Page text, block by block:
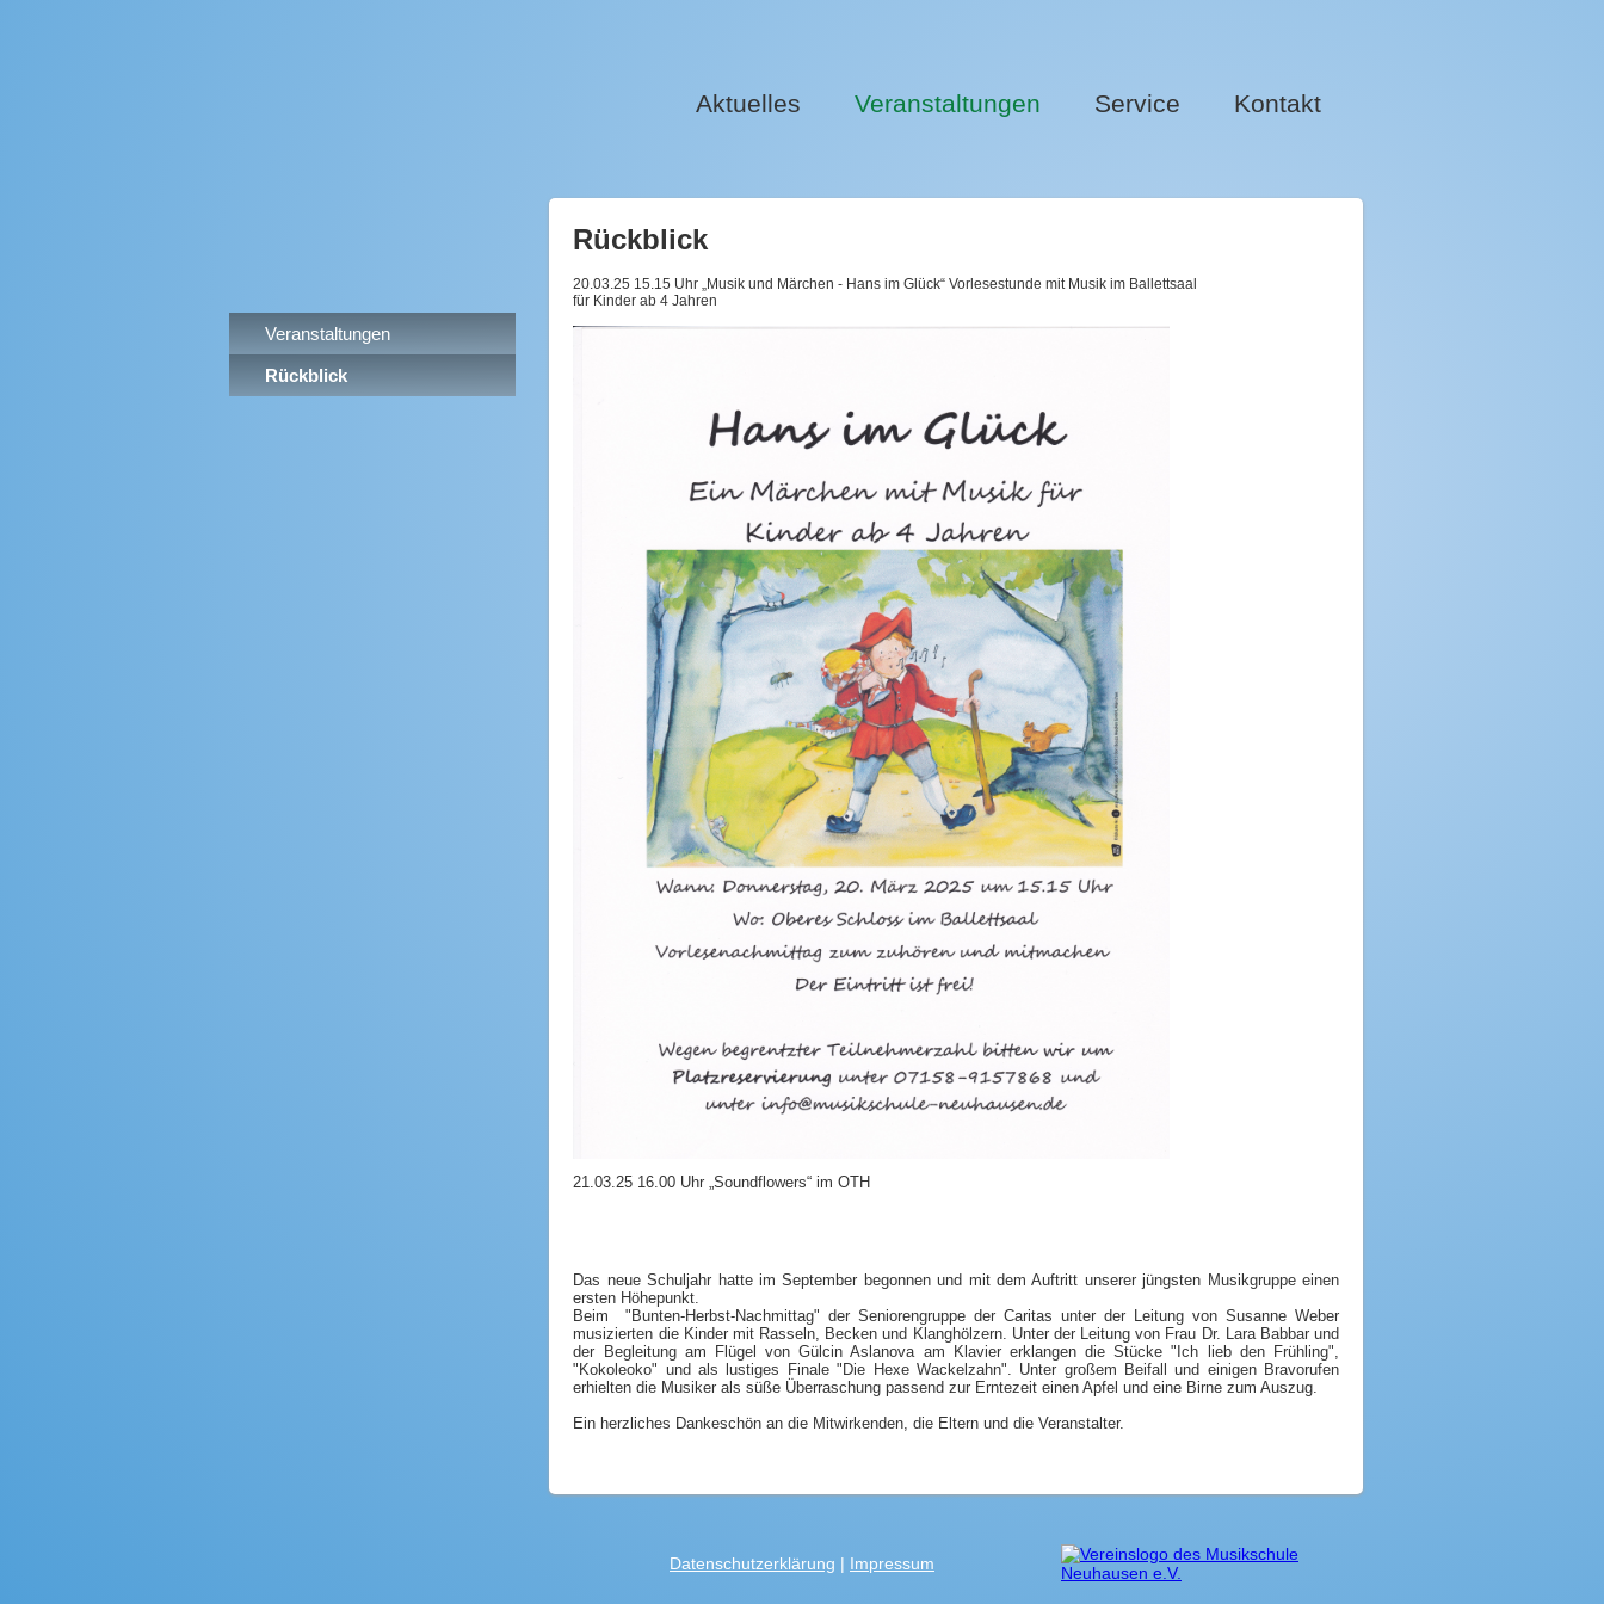
Aktuelles Veranstaltungen Service Kontakt
Veranstaltungen
Rückblick
Rückblick
20.03.25 15.15 Uhr „Musik und Märchen - Hans im Glück“ Vorlesestunde mit Musik im Ballettsaal
für Kinder ab 4 Jahren
21.03.25 16.00 Uhr „Soundflowers“ im OTH
Das neue Schuljahr hatte im September begonnen und mit dem Auftritt unserer jüngsten Musikgruppe einen
ersten Höhepunkt.
Beim "Bunten-Herbst-Nachmittag" der Seniorengruppe der Caritas unter der Leitung von Susanne Weber
musizierten die Kinder mit Rasseln, Becken und Klanghölzern. Unter der Leitung von Frau Dr. Lara Babbar und
der Begleitung am Flügel von Gülcin Aslanova am Klavier erklangen die Stücke "Ich lieb den Frühling",
"Kokoleoko" und als lustiges Finale "Die Hexe Wackelzahn". Unter großem Beifall und einigen Bravorufen
erhielten die Musiker als süße Überraschung passend zur Erntezeit einen Apfel und eine Birne zum Auszug.
Ein herzliches Dankeschön an die Mitwirkenden, die Eltern und die Veranstalter.
Datenschutzerklärung | Impressum